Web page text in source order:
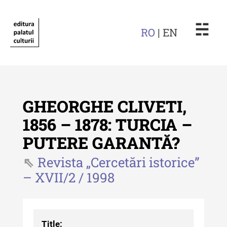
RO | EN ☵
Revista "Cercetări istorice"
Revista "Cercetări istorice" - XLIV
- 2025
GHEORGHE CLIVETI,
1856 – 1878: TURCIA –
PUTERE GARANTĂ?
Revista „Cercetări istorice”
– XVII/2 / 1998
Title: